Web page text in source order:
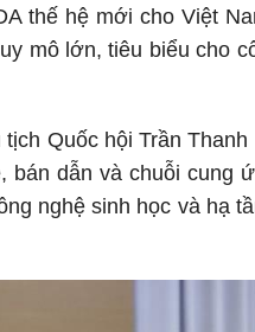
thế hệ mới cho Việt
mô lớn, tiêu biểu cho
Quốc hội Trần Thanh
bán dẫn và chuỗi cung
nghệ sinh học và hạ